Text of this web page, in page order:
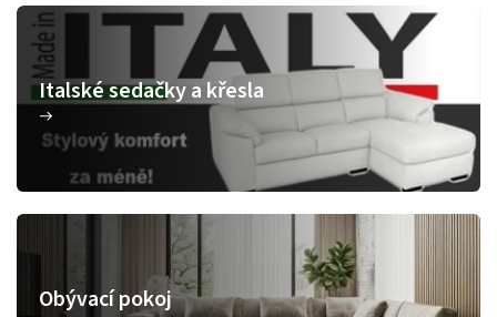
Italské sedačky a křesla
Obývací pokoj